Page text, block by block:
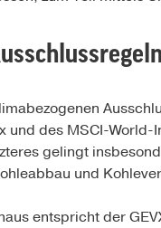
und des MSCI-
gelingt
und
entspricht der